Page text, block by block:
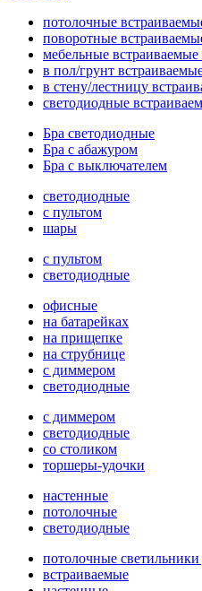
потолочные
поворотные
мебельные встраиваемые
в пол/грунт
в стену/лестницу
светодиодные
Бра светодиодные
Бра с абажуром
Бра с выключателем
светодиодные
с пультом
шары
с пультом
светодиодные
офисные
на батарейках
на прищепке
на струбнице
с диммером
светодиодные
с диммером
светодиодные
со столиком
торшеры-удочки
настенные
потолочные
светодиодные
потолочные
встраиваемые